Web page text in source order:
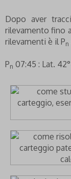
Dopo aver
rilevamento fino
rilevamenti è il Pn
Pn 07:45 : Lat.